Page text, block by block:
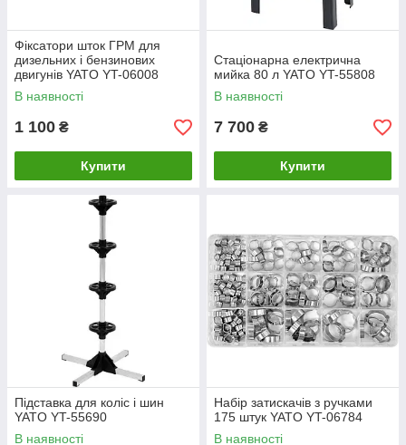
Фіксатори шток ГРМ для
дизельних і бензинових
двигунів YATO YT-06008
В наявності
1 100 ₴
Купити
Стаціонарна електрична
мийка 80 л YATO YT-55808
В наявності
7 700 ₴
Купити
Підставка для коліс і шин
YATO YT-55690
В наявності
Набір затискачів з ручками
175 штук YATO YT-06784
В наявності